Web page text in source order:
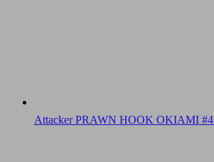
Attacker PRAWN HOOK OKIAMI #4